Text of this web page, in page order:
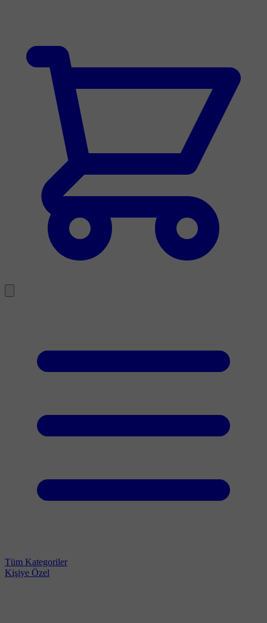
Tüm Kategoriler
Kişiye Özel